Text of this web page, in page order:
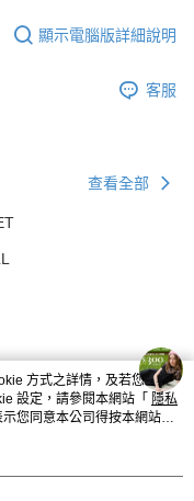
顯示電腦版詳細說明
客服
查看全部
方式之詳情，及若您不希
設定，請參閱本網站「 隱私
您同意本公司得按本網站使